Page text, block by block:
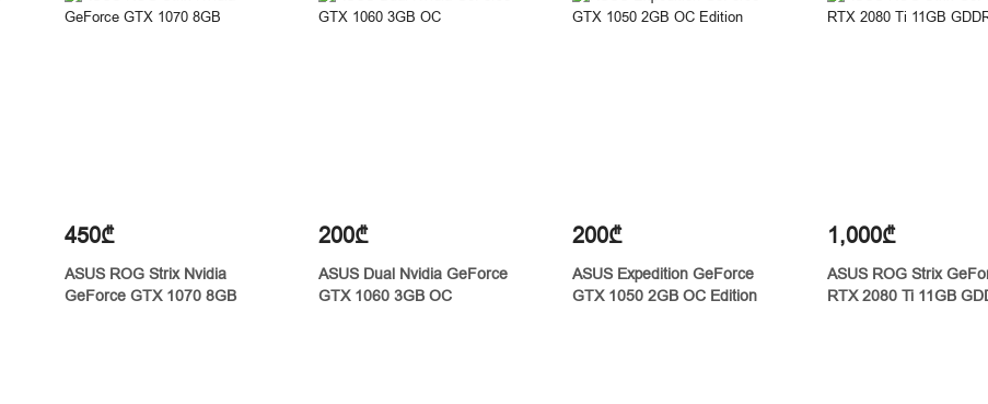
450₾
ASUS ROG Strix Nvidia
GeForce GTX 1070 8GB
200₾
ASUS Dual Nvidia GeForce
GTX 1060 3GB OC
200₾
ASUS Expedition GeForce
GTX 1050 2GB OC Edition
1,000₾
ASUS ROG Strix
RTX 2080 Ti 11GB